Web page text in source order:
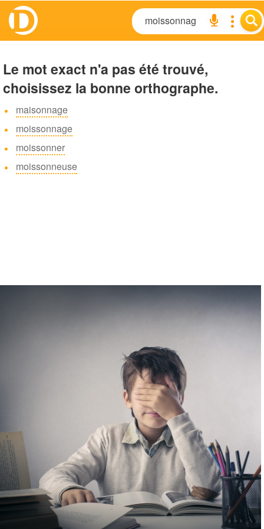
Le mot exact n'a pas été trouvé,
choisissez la bonne orthographe.
maisonnage
moissonnage
moissonner
moissonneuse